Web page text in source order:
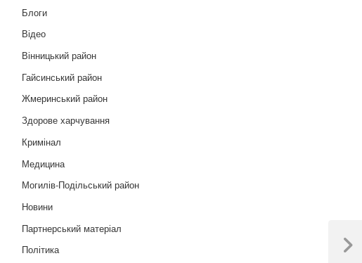
Next
Блоги
Відео
Вінницький район
Гайсинський район
Жмеринський район
Здорове харчування
Кримінал
Медицина
Могилів-Подільський район
Новини
Партнерський матеріал
Політика